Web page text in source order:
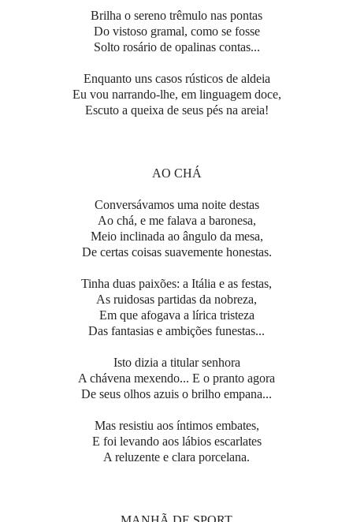
Brilha o sereno trêmulo nas pontas
Do vistoso gramal, como se fosse
Solto rosário de opalinas contas...
Enquanto uns casos rústicos de aldeia
Eu vou narrando-lhe, em linguagem doce,
Escuto a queixa de seus pés na areia!
AO CHÁ
Conversávamos uma noite destas
Ao chá, e me falava a baronesa,
Meio inclinada ao ângulo da mesa,
De certas coisas suavemente honestas.
Tinha duas paixões: a Itália e as festas,
As ruidosas partidas da nobreza,
Em que afogava a lírica tristeza
Das fantasias e ambições funestas...
Isto dizia a titular senhora
A chávena mexendo... E o pranto agora
De seus olhos azuis o brilho empana...
Mas resistiu aos íntimos embates,
E foi levando aos lábios escarlates
A reluzente e clara porcelana.